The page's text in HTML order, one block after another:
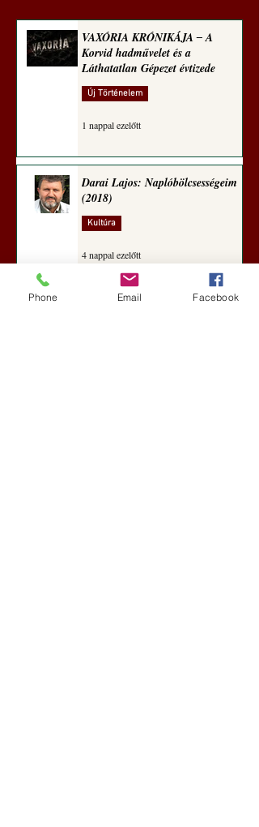
VAXÓRIA KRÓNIKÁJA ‒ A
Korvid hadművelet és a
Láthatatlan Gépezet évtizede
Új Történelem
1 nappal ezelőtt
Darai Lajos: Naplóbölcsességeim
(2018)
Kultúra
4 nappal ezelőtt
Phone Email Facebook